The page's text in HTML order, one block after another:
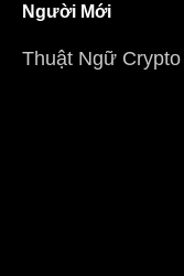
Người Mới
Thuật Ngữ Crypto